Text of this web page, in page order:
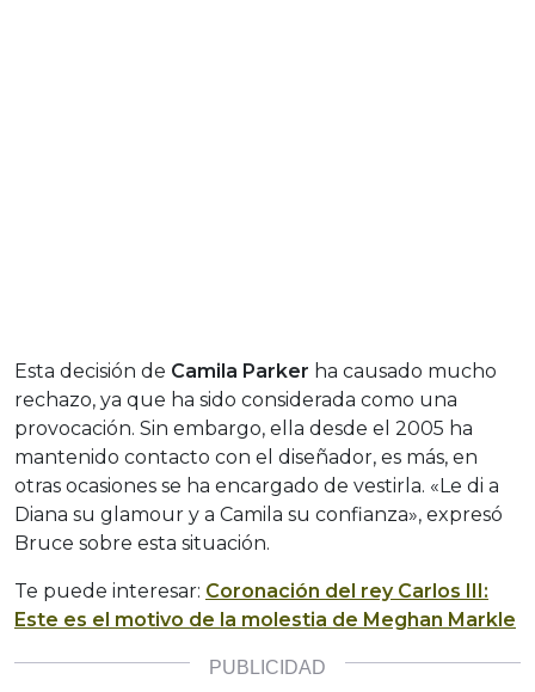
Esta decisión de Camila Parker ha causado mucho
rechazo, ya que ha sido considerada como una
provocación. Sin embargo, ella desde el 2005 ha
mantenido contacto con el diseñador, es más, en
otras ocasiones se ha encargado de vestirla. «Le di a
Diana su glamour y a Camila su confianza», expresó
Bruce sobre esta situación.
Te puede interesar: Coronación del rey Carlos III:
Este es el motivo de la molestia de Meghan Markle